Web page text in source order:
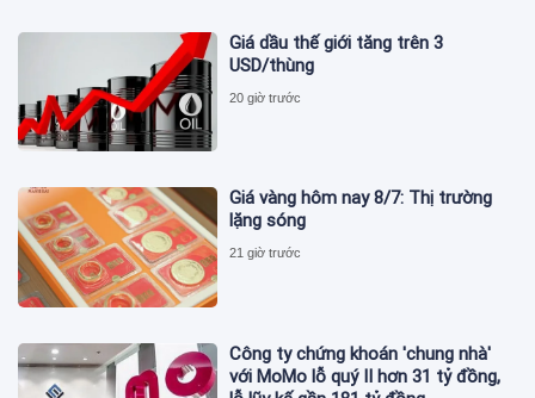
Giá dầu thế giới tăng trên 3
USD/thùng
20 giờ trước
Giá vàng hôm nay 8/7: Thị trường
lặng sóng
21 giờ trước
Công ty chứng khoán 'chung nhà'
với MoMo lỗ quý II hơn 31 tỷ đồng,